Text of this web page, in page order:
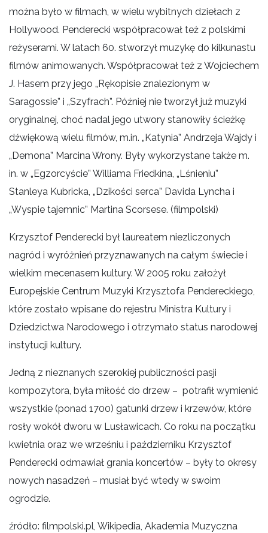
można było w filmach, w wielu wybitnych dziełach z
Hollywood. Penderecki współpracował też z polskimi
reżyserami. W latach 60. stworzył muzykę do kilkunastu
filmów animowanych. Współpracował też z Wojciechem
J. Hasem przy jego „Rękopisie znalezionym w
Saragossie” i „Szyfrach”. Później nie tworzył już muzyki
oryginalnej, choć nadal jego utwory stanowiły ścieżkę
dźwiękową wielu filmów, m.in. „Katynia” Andrzeja Wajdy i
„Demona” Marcina Wrony. Były wykorzystane także m.
in. w „Egzorcyście” Williama Friedkina, „Lśnieniu”
Stanleya Kubricka, „Dzikości serca” Davida Lyncha i
„Wyspie tajemnic” Martina Scorsese. (filmpolski)
Krzysztof Penderecki był laureatem niezliczonych
nagród i wyróżnień przyznawanych na całym świecie i
wielkim mecenasem kultury. W 2005 roku założył
Europejskie Centrum Muzyki Krzysztofa Pendereckiego,
które zostało wpisane do rejestru Ministra Kultury i
Dziedzictwa Narodowego i otrzymało status narodowej
instytucji kultury.
Jedną z nieznanych szerokiej publiczności pasji
kompozytora, była miłość do drzew – potrafił wymienić
wszystkie (ponad 1700) gatunki drzew i krzewów, które
rosły wokół dworu w Lusławicach. Co roku na początku
kwietnia oraz we wrześniu i październiku Krzysztof
Penderecki odmawiał grania koncertów – były to okresy
nowych nasadzeń – musiał być wtedy w swoim
ogrodzie.
źródło: filmpolski.pl, Wikipedia, Akademia Muzyczna